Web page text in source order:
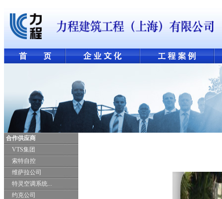
合作供应商
VTS集团
索特自控
维萨拉公司
特灵空调系统...
约克公司